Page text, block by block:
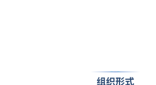
03
组织形式